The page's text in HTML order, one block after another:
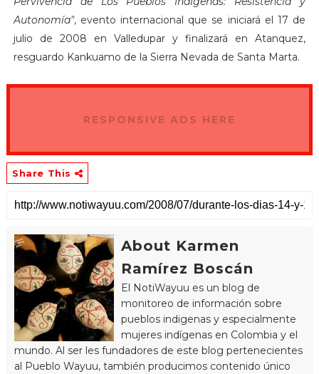
Autonomía", evento internacional que se iniciará el 17 de
julio de 2008 en Valledupar y finalizará en Atanquez,
resguardo Kankuamo de la Sierra Nevada de Santa Marta.
RESPONSIVE ADS HERE
Share This
About Karmen
Ramírez Boscán
El NotiWayuu es un blog de
monitoreo de información sobre
pueblos indigenas y especialmente
mujeres indígenas en Colombia y el
mundo. Al ser les fundadores de este blog pertenecientes
al Pueblo Wayuu, también producimos contenido único